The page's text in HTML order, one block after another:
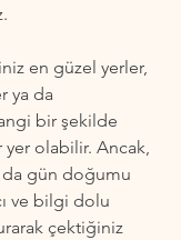
en güzel yerler,
ya da
bir şekilde
olabilir. Ancak,
da gün doğumu
ve bilgi dolu
çektiğiniz